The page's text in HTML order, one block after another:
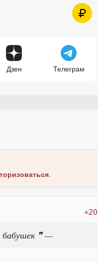
Дзен Телеграм
.
+20
бабушек ❞ —